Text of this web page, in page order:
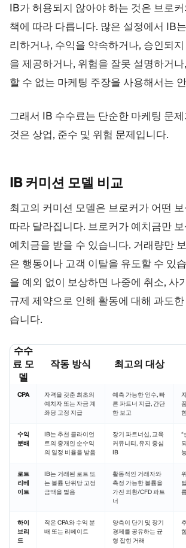
IB가 허용되지 않아야 하는 것은 브로
책에 따라 다릅니다. 많은 설정에서 IB
리하거나, 수익을 약속하거나, 승인되
을 제공하거나, 위험을 잘못 설명하거
할 수 없는 마케팅 주장을 사용해서는
그래서 IB 수수료는 단순한 마케팅 문
것은 상업, 준수 및 위험 문제입니다.
IB 커미션 모델 비교
최고의 커미션 모델은 브로커가 어떤
따라 달라집니다. 브로커가 예치금만
예치금을 받을 수 있습니다. 거래량만
은 행동이나 고객 이탈을 유도할 수 있
을 예외 없이 보상하면 나중에 취소, 사
규제 제약으로 인해 활동에 대해 과도
습니다.
수수
료 모
델
작동 방식 최고의 대상
CPA
자격을 갖춘 최초의
예치자 또는 자금 계
좌당 고정 지급
예측 가능한 인수, 빠
른 파트너 지급, 간단
한 보고
수익
분배
IB는 추천 클라이언
트의 중개인 순수익
의 일정 비율을 받음
장기 파트너십, 교육
커뮤니티, 유지 중심
IB
“
능
로트
리베
이트
IB는 거래된 로트 또
는 볼륨 단위당 고정
금액을 벌음
활동적인 거래자와
측정 가능한 볼륨을
가진 외환/CFD 파트
너
하이
브리
드
작은 CPA와 수익 분
배 또는 리베이트
양측이 단기 및 장기
경제를 공유하는 균
형 잡힌 거래